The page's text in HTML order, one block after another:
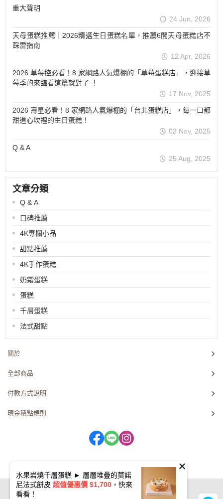
重大聲明
24 Jun, 2026
天母蛋糕推薦｜2026精選生日蛋糕名單，推薦6間天母蛋糕店不
踩雷指南
12 Apr, 2026
2026 草莓控必看！8 家網路人氣爆棚的「草莓蛋糕店」，迎接草
莓季的來臨看這篇就對了 ！
17 Nov, 2025
2026 壽星必看！8 家網路人氣爆棚的「台北蛋糕店」，每一口都
甜進心坎裡的生日蛋糕！
02 Nov, 2025
Q & A
25 Aug, 2025
文章分類
Q & A
口碑推薦
4K專欄小品
甜點推薦
4K手作蛋糕
奶霜蛋糕
蛋糕
千層蛋糕
法式甜點
關於
全部商品
付款方式說明
現金積點規則
Copyright © 2021 Wabow Inc.
水果岩燒千層蛋糕 ► 層層堆疊的莫諾
尼法式餅皮 超值優惠價 $1,700 ，快來
看看！